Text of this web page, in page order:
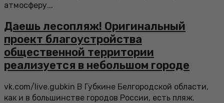
атмосферу...
Даешь лесопляж! Оригинальный
проект благоустройства
общественной территории
реализуется в небольшом городе
vk.com/live.gubkin В Губкине Белгородской области,
как и в большинстве городов России, есть пляж.